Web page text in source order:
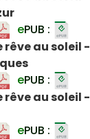
ePUB :
au soleil
ePUB :
au soleil
ePUB :